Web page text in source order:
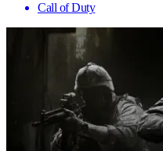
Call of Duty